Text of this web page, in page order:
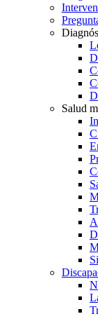
Salud